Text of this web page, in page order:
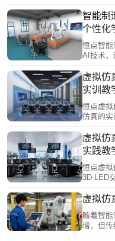
等特点
培训要
物理损
明，结
非最优
智能制
个性化
恒点智
AI技术，
本等痛
估。AI系
景，并实
造人才
虚拟仿
实训教
恒点虚
仿真的
和多用
源共享和
教学突破
够反复练
平性，
虚拟仿
实践教
恒点虚拟
3D-LED
路连接
系统突
既保障
虚拟仿
随着智
增，但